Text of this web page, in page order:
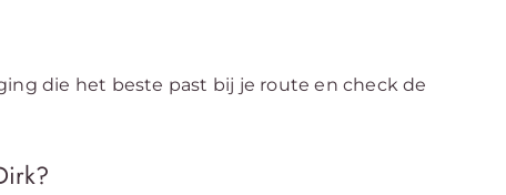
die het beste past bij je route en check de